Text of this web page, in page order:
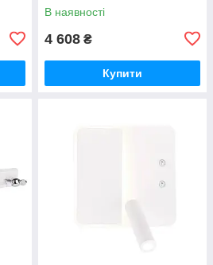
В наявності
4 608 ₴
Купити